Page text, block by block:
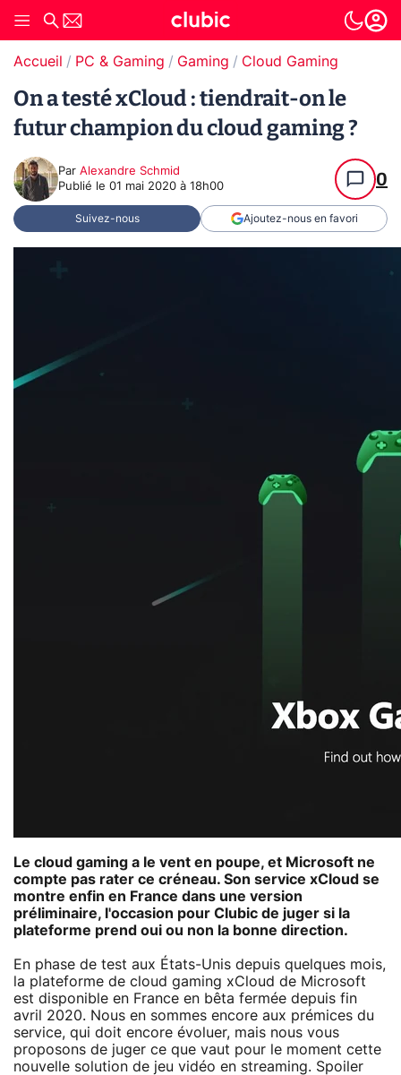
Accueil PC & Gaming Gaming Cloud Gaming
On a testé xCloud : tiendrait-on le
futur champion du cloud gaming ?
Par Alexandre Schmid
Publié le 01 mai 2020 à 18h00 0
Suivez-nous Ajoutez-nous en favori
Le cloud gaming a le vent en poupe, et Microsoft ne
compte pas rater ce créneau. Son service xCloud se
montre enfin en France dans une version
préliminaire, l'occasion pour Clubic de juger si la
plateforme prend oui ou non la bonne direction.
En phase de test aux États-Unis depuis quelques mois,
la plateforme de cloud gaming xCloud de Microsoft
est disponible en France en bêta fermée depuis fin
avril 2020. Nous en sommes encore aux prémices du
service, qui doit encore évoluer, mais nous vous
proposons de juger ce que vaut pour le moment cette
nouvelle solution de jeu vidéo en streaming. Spoiler